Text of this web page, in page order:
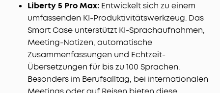
Liberty 5 Pro Max: Entwickelt sich zu einem
umfassenden KI-Produktivitätswerkzeug. Das
Smart Case unterstützt KI-Sprachaufnahmen,
Meeting-Notizen, automatische
Zusammenfassungen und Echtzeit-
Übersetzungen für bis zu 100 Sprachen.
Besonders im Berufsalltag, bei internationalen